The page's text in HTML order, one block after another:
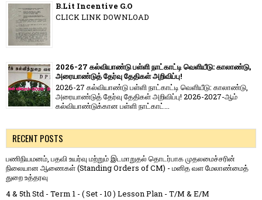
B.Lit Incentive G.O
CLICK LINK DOWNLOAD
2026-27 கல்வியாண்டு பள்ளி நாட்காட்டி வெளியீடு: காலாண்டு,
அரையாண்டுத் தேர்வு தேதிகள் அறிவிப்பு!
2026-27 கல்வியாண்டு பள்ளி நாட்காட்டி வெளியீடு: காலாண்டு,
அரையாண்டுத் தேர்வு தேதிகள் அறிவிப்பு! 2026-2027-ஆம்
கல்வியாண்டுக்கான பள்ளி நாட்காட்...
RECENT POSTS
பணிநியமனம், பதவி உயர்வு மற்றும் இடமாறுதல் தொடர்பாக முதலமைச்சரின்
நிலையான ஆணைகள் (Standing Orders of CM) - மனித வள மேலாண்மைத்
துறை உத்தரவு
4 & 5th Std - Term 1 - ( Set - 10 ) Lesson Plan - T/M & E/M